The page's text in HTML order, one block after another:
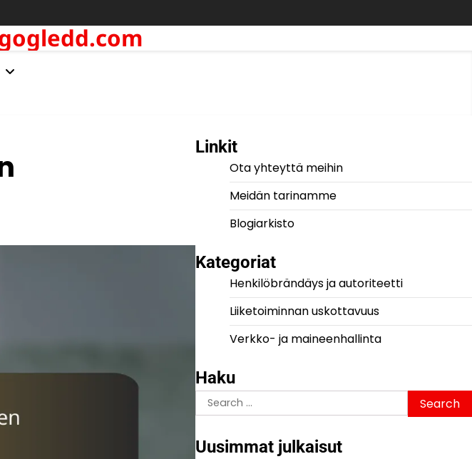
Linkit
Ota yhteyttä meihin
Meidän tarinamme
Blogiarkisto
Kategoriat
Henkilöbrändäys ja autoriteetti
Liiketoiminnan uskottavuus
Verkko- ja maineenhallinta
Haku
Search
for:
Uusimmat julkaisut